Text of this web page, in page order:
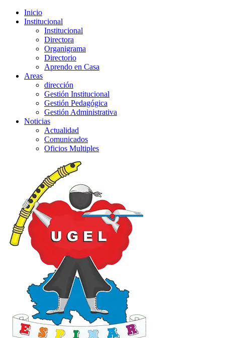
Inicio
Institucional
Institucional
Directora
Organigrama
Directorio
Aprendo en Casa
Areas
dirección
Gestión Institucional
Gestión Pedagógica
Gestión Administrativa
Noticias
Actualidad
Comunicados
Oficios Multiples